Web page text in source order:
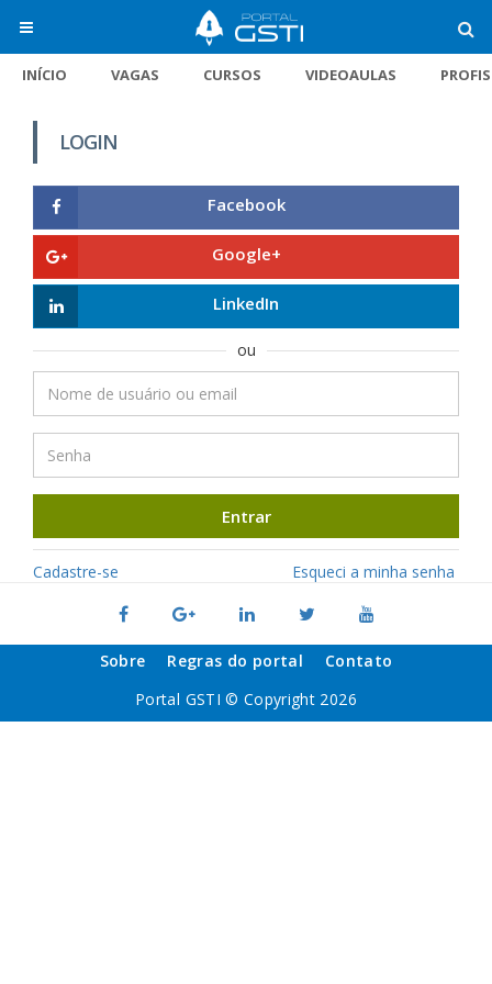
INÍCIO VAGAS CURSOS VIDEOAULAS
LOGIN
Facebook
Google+
LinkedIn
ou
Entrar
Cadastre-se Esqueci a minha senha
Sobre Regras do portal
Contato
Portal GSTI © Copyright 2026